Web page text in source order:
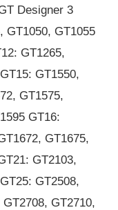
Designer 3
GT1050, GT1055
GT1265,
GT1550,
GT1575,
GT16:
GT1675,
GT2103,
GT2508,
GT2710,